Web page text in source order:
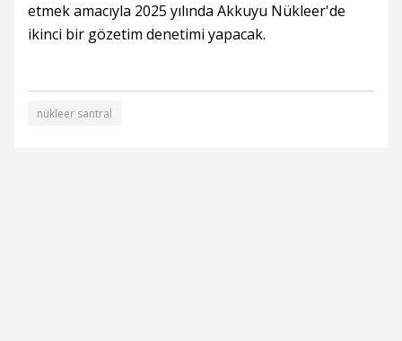
etmek amacıyla 2025 yılında Akkuyu Nükleer'de
ikinci bir gözetim denetimi yapacak.
nükleer santral